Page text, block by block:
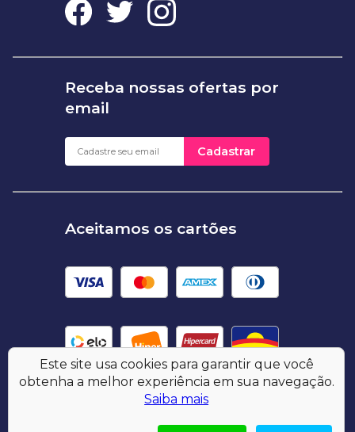
Receba nossas ofertas por
email
Cadastrar
Aceitamos os cartões
Este site usa cookies para garantir que você
obtenha a melhor experiência em sua navegação.
Saiba mais